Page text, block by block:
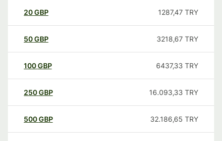
20GBP 1287,47 TRY
50GBP 3218,67 TRY
100GBP 6437,33 TRY
250GBP 16.093,33 TRY
500GBP 32.186,65 TRY